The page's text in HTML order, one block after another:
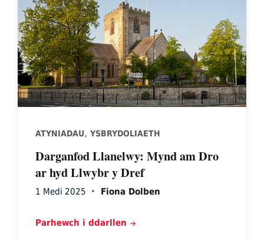
Cathedral.
ATYNIADAU, YSBRYDOLIAETH
Darganfod Llanelwy: Mynd am Dro
ar hyd Llwybr y Dref
1 Medi 2025 Fiona Dolben
Parhewch i ddarllen